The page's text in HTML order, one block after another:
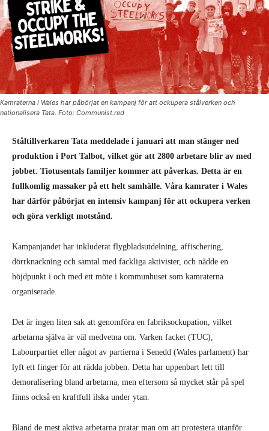
Kamraterna i Wales har påbörjat en kampanj för att ockupera stålverken och
nationalisera Tata. Foto: Communist.red
Ståltillverkaren Tata meddelade i januari att man stänger ned
produktion i Port Talbot, vilket gör att 2800 arbetare blir av med
jobbet. Tiotusentals familjer kommer att påverkas. Detta är en
fullkomlig massaker på ett helt samhälle. Våra kamrater i Wales
har därför påbörjat en intensiv kampanj för att ockupera verken
och göra verkligt motstånd.
Kampanjandet har inkluderat flygbladsutdelning, affischering,
dörrknackning och samtal med fackliga aktivister, och nådde en
höjdpunkt i och med ett möte i kommunhuset som kamraterna
organiserade.
Det är ingen liten sak att genomföra en fabriksockupation, vilket
arbetarna själva är väl medvetna om. Varken facket (TUC),
Labourpartiet eller något av partierna i Senedd (Wales parlament) har
lyft ett finger för att rädda jobben. Detta har uppenbart lett till
demoralisering bland arbetarna, men eftersom så mycket står på spel
finns också en kraftfull ilska under ytan.
Bland de mest aktiva arbetarna pratar man om att protestera utanför